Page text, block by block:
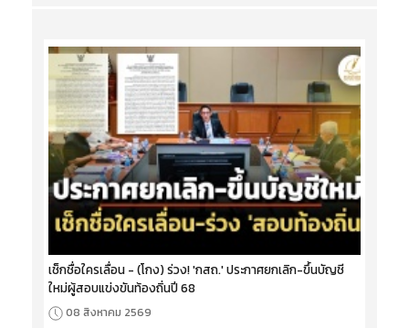
เช็กชื่อใครเลื่อน - (โกง) ร่วง! 'กสถ.' ประกาศยกเลิก-ขึ้นบัญชี
ใหม่ผู้สอบแข่งขันท้องถิ่นปี 68
08 สิงหาคม 2569